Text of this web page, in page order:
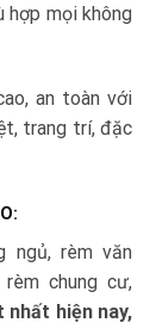
hợp mọi không
an toàn với
trang trí, đặc
ngủ, rèm văn
chung cư,
nhất hiện nay,